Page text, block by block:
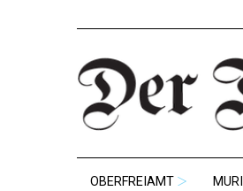
OBERFREIAMT MURI